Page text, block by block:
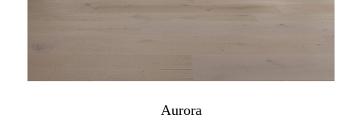
Aurora